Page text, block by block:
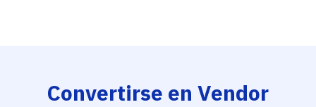
Convertirse en Vendor